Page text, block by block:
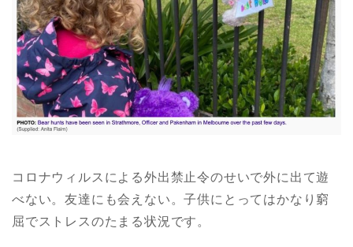
コロナウィルスによる外出禁止令のせいで外に出て遊
べない。友達にも会えない。子供にとってはかなり窮
屈でストレスのたまる状況です。